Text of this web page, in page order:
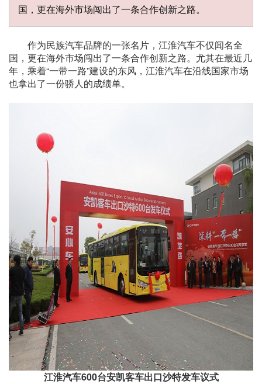
国，更在海外市场闯出了一条合作创新之路。
作为民族汽车品牌的一张名片，江淮汽车不仅闻名全
国，更在海外市场闯出了一条合作创新之路。尤其在最近几
年，乘着“一带一路”建设的东风，江淮汽车在沿线国家市场
也拿出了一份骄人的成绩单。
江淮汽车600台安凯客车出口沙特发车议式